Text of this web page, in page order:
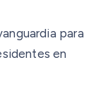
para
en